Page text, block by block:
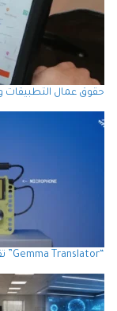
حقوق عمال التطبيقات
“Gemma Translator” تقنية جديدة من “غوغل”: ترجمة فورية بلا إنترنت